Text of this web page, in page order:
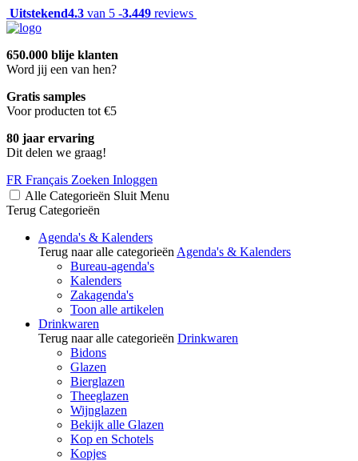
Uitstekend4.3 van 5 -3.449 reviews
650.000 blije klanten
Word jij een van hen?
Gratis samples
Voor producten tot €5
80 jaar ervaring
Dit delen we graag!
FR Français Zoeken Inloggen
Alle Categorieën Sluit Menu
Terug Categorieën
Agenda's & Kalenders
Terug naar alle categorieën Agenda's & Kalenders
Bureau-agenda's
Kalenders
Zakagenda's
Toon alle artikelen
Drinkwaren
Terug naar alle categorieën Drinkwaren
Bidons
Glazen
Bierglazen
Theeglazen
Wijnglazen
Bekijk alle Glazen
Kop en Schotels
Kopjes